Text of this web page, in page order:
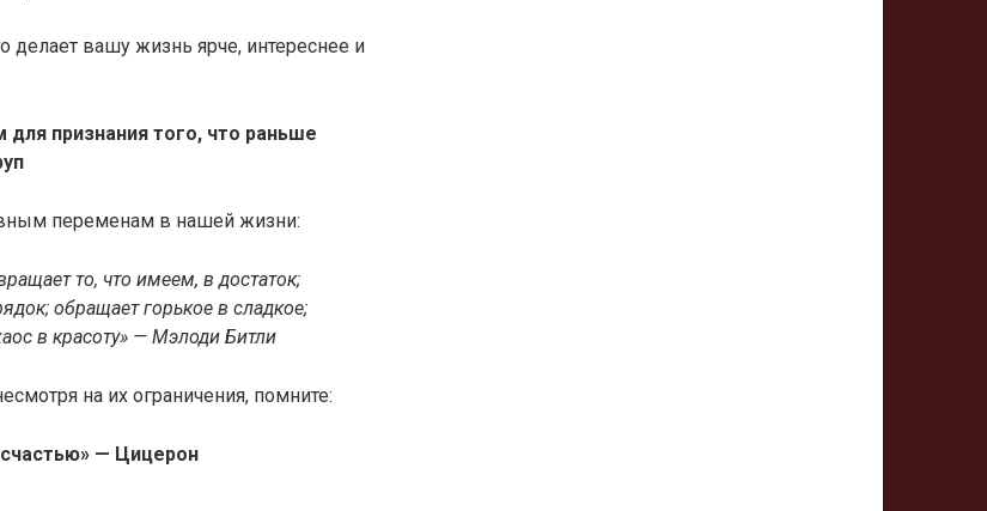
делает вашу жизнь ярче, интереснее и
признания того, что раньше
переменам в нашей жизни:
то, что имеем, в достаток;
обращает горькое в сладкое;
в красоту» — Мэлоди Битли
на их ограничения, помните:
— Цицерон